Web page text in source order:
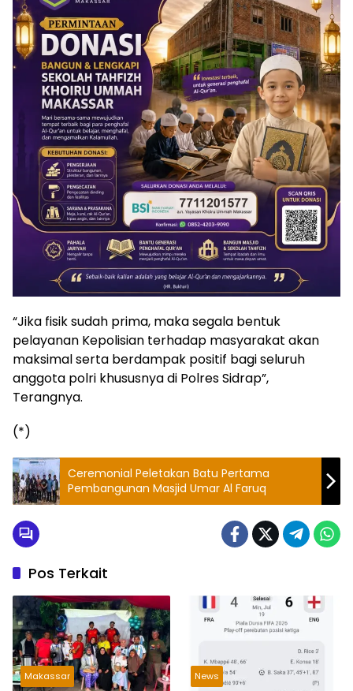
“Jika fisik sudah prima, maka segala bentuk
pelayanan Kepolisian terhadap masyarakat akan
maksimal serta berdampak positif bagi seluruh
anggota polri khususnya di Polres Sidrap”,
Terangnya.
(*)
Ceremonial Peletakan Batu Pertama
Pembangunan Masjid Umar Al Faruq
Pos Terkait
Makassar News